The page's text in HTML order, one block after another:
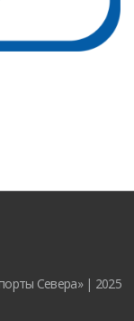
Севера» | 2025